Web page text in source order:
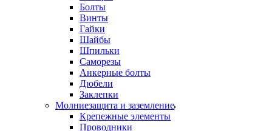
Болты
Винты
Гайки
Шайбы
Шпильки
Саморезы
Анкерные болты
Дюбели
Заклепки
Молниезащита и заземление
Крепежные элементы
Проводники